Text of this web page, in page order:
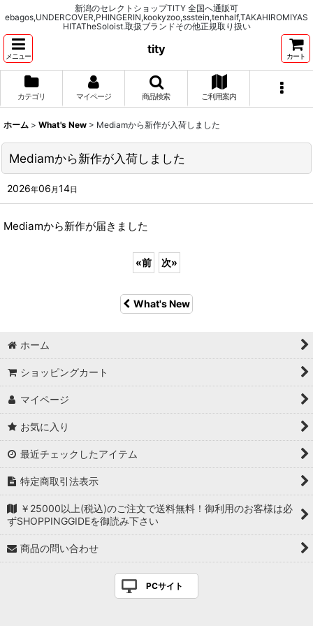
新潟のセレクトショップTITY 全国へ通販可
ebagos,UNDERCOVER,PHINGERIN,kookyzoo,ssstein,tenhalf,TAKAHIROMIYAS
HITATheSoloist.取扱ブランドその他正規取り扱い
メニュー
tity
カート
カテゴリ マイページ 商品検索 ご利用案内
ホーム > What's New > Mediamから新作が入荷しました
Mediamから新作が入荷しました
2026年06 月14日
Mediamから新作が届きました
«前 次»
What's New
ホーム
ショッピングカート
マイページ
お気に入り
最近チェックしたアイテム
特定商取引法表示
￥25000以上(税込)のご注文で送料無料！御利用のお客様は必
ずSHOPPINGGIDEを御読み下さい
商品の問い合わせ
PCサイト